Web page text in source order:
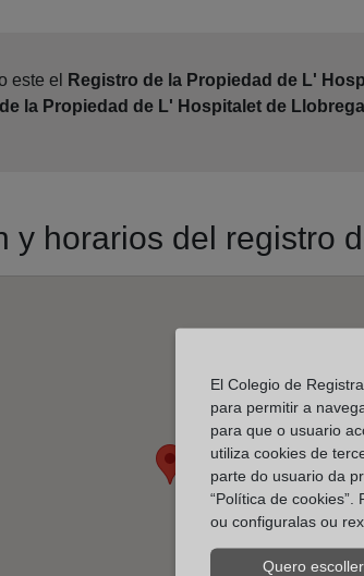
este el Registro de la Propiedad de L'
la Propiedad de L' Hospitalet de
y horarios del registro
El Colegio de
para permitir a
para que o usuario
utiliza cookies de
parte do usuario da
“Política de cookies”.
ou configuralas ou
Quero